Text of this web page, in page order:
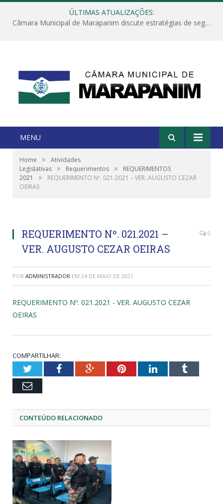
ÚLTIMAS ATUALIZAÇÕES:
Câmara Municipal de Marapanim discute estratégias de segurança com autoridades e poder executivo
MENU
Home »
Atividades
Legislativas » Requerimentos »
REQUERIMENTOS
2021
»
REQUERIMENTO Nº. 021.2021 – VER. AUGUSTO CEZAR
OEIRAS
REQUERIMENTO Nº. 021.2021 –
VER. AUGUSTO CEZAR OEIRAS
0
POR ADMINISTRADOR EM 24 DE MAIO DE 2021
REQUERIMENTO Nº. 021.2021 - VER. AUGUSTO CEZAR
OEIRAS
COMPARTILHAR:
TwitterFacebookGoogle+PinterestLinkedInTumblr
Email
CONTEÚDO RELACIONADO